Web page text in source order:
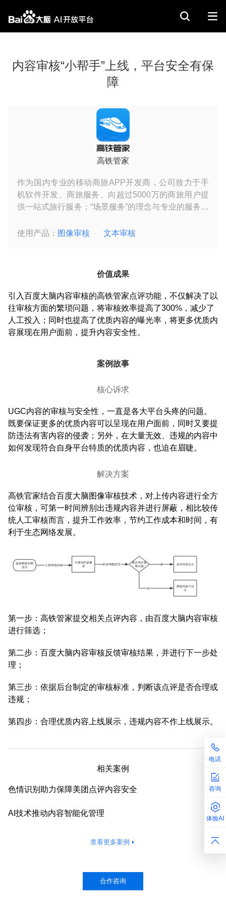
内容审核“小帮手”上线，平台安全有保
障
高铁管家
作为国内专业的移动商旅APP开发商，公司致力于手
机软件开发、商旅服务、向超过5000万的商旅用户提
供一站式旅行服务；“场景服务”的理念与专业的服务水
使用产品： 图像审核 文本审核
价值成果
引入百度大脑内容审核的高铁管家点评功能，不仅解决了以
往审核方面的繁琐问题，将审核效率提高了300%，减少了
人工投入；同时也提高了优质内容的曝光率，将更多优质内
容展现在用户面前，提升内容安全性。
案例故事
核心诉求
UGC内容的审核与安全性，一直是各大平台头疼的问题。
既要保证更多的优质内容可以呈现在用户面前，同时又要提
防违法有害内容的侵袭；另外，在大量无效、违规的内容中
如何发现符合自身平台特质的优质内容，也迫在眉睫。
解决方案
高铁官家结合百度大脑图像审核技术，对上传内容进行全方
位审核，可第一时间辨别出违规内容并进行屏蔽，相比较传
统人工审核而言，提升工作效率，节约工作成本和时间，有
利于生态网络发展。
第一步：高铁管家提交相关点评内容，由百度大脑内容审核
进行筛选；
第二步：百度大脑内容审核反馈审核结果，并进行下一步处
理；
第三步：依据后台制定的审核标准，判断该点评是否合理或
违规；
第四步：合理优质内容上线展示，违规内容不作上线展示。
相关案例
色情识别助力保障美团点评内容安全
AI技术推动内容智能化管理
查看更多案例
合作咨询
电话
咨询
体验AI